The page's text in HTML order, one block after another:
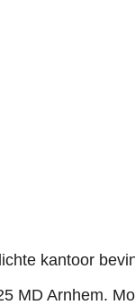
kantoor
MD Arnhem.